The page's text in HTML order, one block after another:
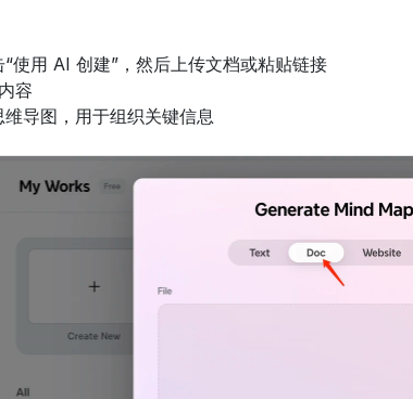
使用 AI 创建”，然后上传文档或粘贴链接
容
导图，用于组织关键信息